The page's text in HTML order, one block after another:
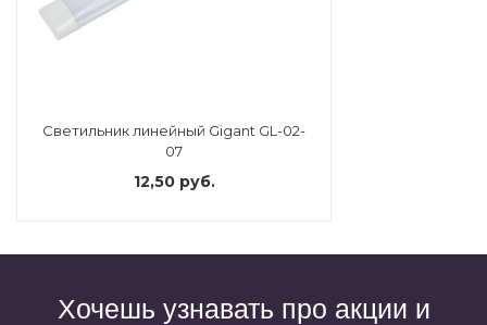
Светильник линейный Gigant GL-02-
07
12,50 руб.
Хочешь узнавать про акции и